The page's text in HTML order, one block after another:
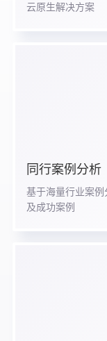
云原生解决方案
同行案例分析
基于海量行业案
及成功案例